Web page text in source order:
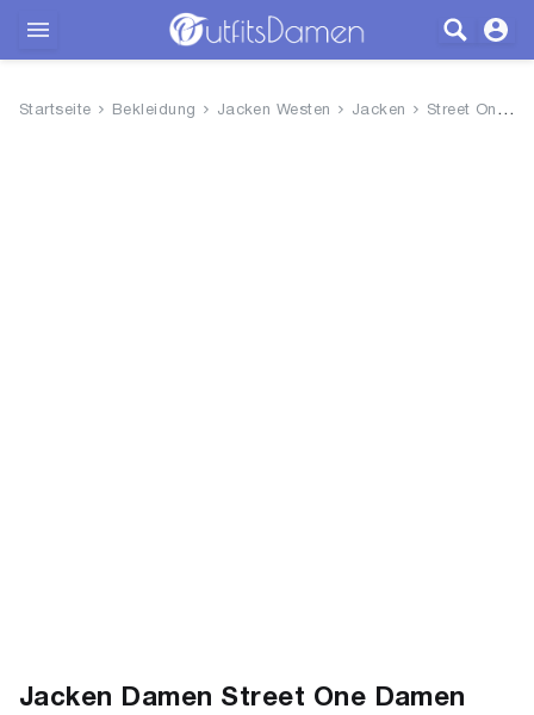
Startseite Bekleidung Jacken Westen Jacken Street One Damen Leichte Jacke
Jacken Damen Street One Damen